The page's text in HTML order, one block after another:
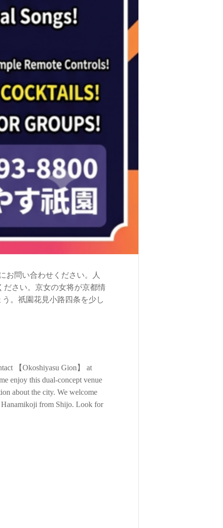
お問い合わせください。人
ださい。京女の女将が京都情
。祇園花見小路四条を少し
【Okoshiyasu Gion】 at
enjoy this dual-concept venue
about the city. We welcome
Hanamikoji from Shijo. Look for